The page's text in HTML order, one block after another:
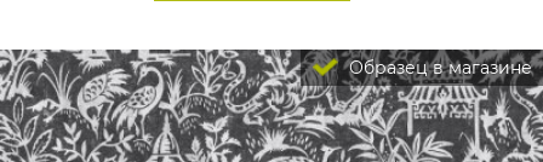
Образец в магазине